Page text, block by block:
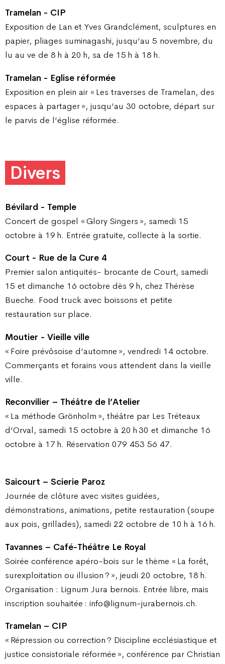
Tramelan - CIP
Exposition de Lan et Yves Grandclément, sculptures en
papier, pliages suminagashi, jusqu’au 5 novembre, du
lu au ve de 8 h à 20 h, sa de 15 h à 18 h.
Tramelan - Eglise réformée
Exposition en plein air « Les traverses de Tramelan, des
espaces à partager », jusqu’au 30 octobre, départ sur
le parvis de l’église réformée.
Divers
Bévilard - Temple
Concert de gospel « Glory Singers », samedi 15
octobre à 19 h. Entrée gratuite, collecte à la sortie.
Court - Rue de la Cure 4
Premier salon antiquités- brocante de Court, samedi
15 et dimanche 16 octobre dès 9 h, chez Thérèse
Bueche. Food truck avec boissons et petite
restauration sur place.
Moutier - Vieille ville
« Foire prévôsoise d’automne », vendredi 14 octobre.
Commerçants et forains vous attendent dans la vieille
ville.
Reconvilier – Théâtre de l’Atelier
« La méthode Grönholm », théâtre par Les Tréteaux
d’Orval, samedi 15 octobre à 20 h 30 et dimanche 16
octobre à 17 h. Réservation 079 453 56 47.
Saicourt – Scierie Paroz
Journée de clôture avec visites guidées,
démonstrations, animations, petite restauration (soupe
aux pois, grillades), samedi 22 octobre de 10 h à 16 h.
Tavannes – Café-Théâtre Le Royal
Soirée conférence apéro-bois sur le thème « La forêt,
surexploitation ou illusion ? », jeudi 20 octobre, 18 h.
Organisation : Lignum Jura bernois. Entrée libre, mais
inscription souhaitée : info@lignum-jurabernois.ch.
Tramelan – CIP
« Répression ou correction ? Discipline ecclésiastique et
justice consistoriale réformée », conférence par Christian